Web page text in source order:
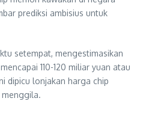
prediksi ambisius untuk
setempat, mengestimasikan
110-120 miliar yuan atau
dipicu lonjakan harga chip